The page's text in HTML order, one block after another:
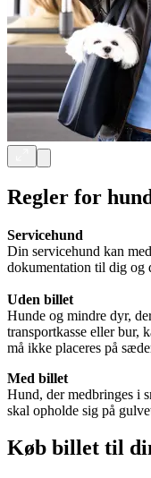
Regler for
Servicehund
Din servicehund kan
dokumentation til dig og
Uden billet
Hunde og mindre dyr,
transportkasse eller bur,
må ikke placeres på
Med billet
Hund, der medbringes i
skal opholde sig på
Køb billet til